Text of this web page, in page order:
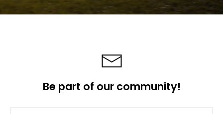
Be part of our community!